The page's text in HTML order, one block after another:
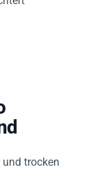
und trocken